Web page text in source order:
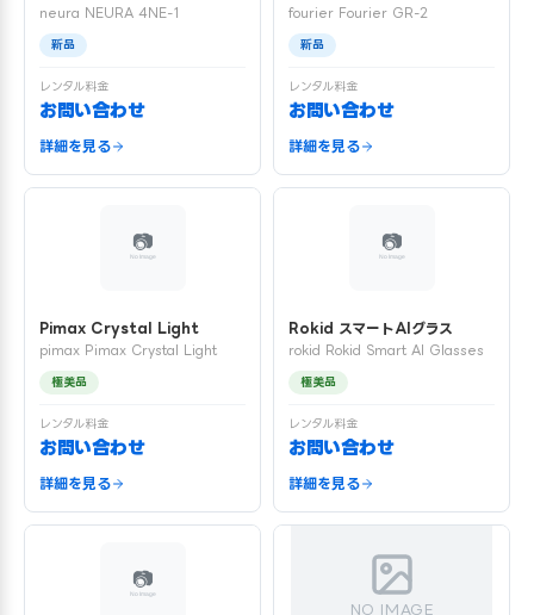
neura NEURA 4NE-1
新品
レンタル料金
お問い合わせ
詳細を見る
fourier Fourier GR-2
新品
レンタル料金
お問い合わせ
詳細を見る
Pimax Crystal Light
pimax Pimax Crystal Light
極美品
レンタル料金
お問い合わせ
詳細を見る
Rokid スマートAIグラス
rokid Rokid Smart AI Glasses
極美品
レンタル料金
お問い合わせ
詳細を見る
NO IMAGE